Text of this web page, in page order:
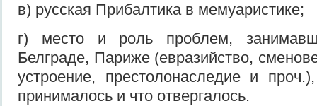
в) русская Прибалтика в мемуаристике;
г) место и роль проблем,
Белграде, Париже (евразийство,
устроение, престолонаследие и
принималось и что отвергалось.